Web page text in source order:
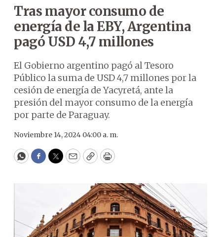
Tras mayor consumo de
energía de la EBY, Argentina
pagó USD 4,7 millones
El Gobierno argentino pagó al Tesoro
Público la suma de USD 4,7 millones por la
cesión de energía de Yacyretá, ante la
presión del mayor consumo de la energía
por parte de Paraguay.
Noviembre 14, 2024 04:00 a. m.
WhatsApp
Facebook
Twitter
EmailCopyPrint